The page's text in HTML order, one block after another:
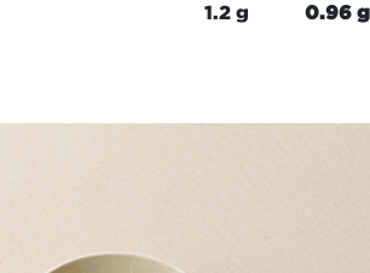
1.2 g 0.96 g